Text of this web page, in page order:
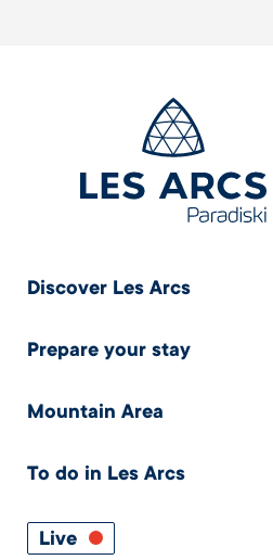
Discover Les Arcs
Prepare your stay
Mountain Area
To do in Les Arcs
Live